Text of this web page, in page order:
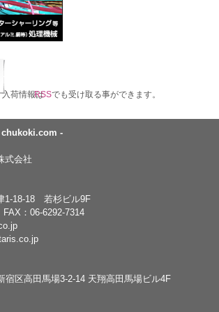
入荷情報はRSSでも受け取る事ができます。
-
式会社
1-18-18 若杉ビル9F
FAX：06-6292-7314
区高田馬場3-2-14 天翔高田馬場ビル4F